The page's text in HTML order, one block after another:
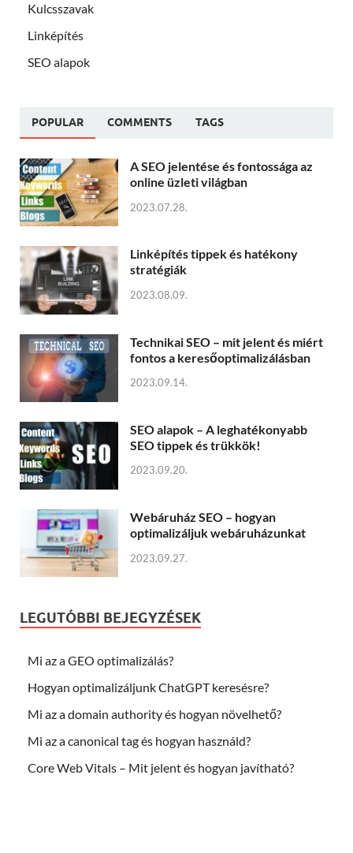
Kulcsszavak
Linképítés
SEO alapok
POPULAR COMMENTS TAGS
A SEO jelentése és fontossága az
online üzleti világban
2023.07.28.
Linképítés tippek és hatékony
stratégiák
2023.08.09.
Technikai SEO – mit jelent és miért
fontos a keresőoptimalizálásban
2023.09.14.
SEO alapok – A leghatékonyabb
SEO tippek és trükkök!
2023.09.20.
Webáruház SEO – hogyan
optimalizáljuk webáruházunkat
2023.09.27.
LEGUTÓBBI BEJEGYZÉSEK
Mi az a GEO optimalizálás?
Hogyan optimalizáljunk ChatGPT keresésre?
Mi az a domain authority és hogyan növelhető?
Mi az a canonical tag és hogyan használd?
Core Web Vitals – Mit jelent és hogyan javítható?